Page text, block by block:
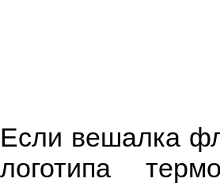
Если вешалка
логотипа